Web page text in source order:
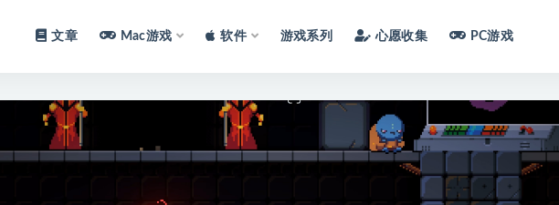
文章 Mac游戏 软件 游戏系列 心愿收集 PC游戏